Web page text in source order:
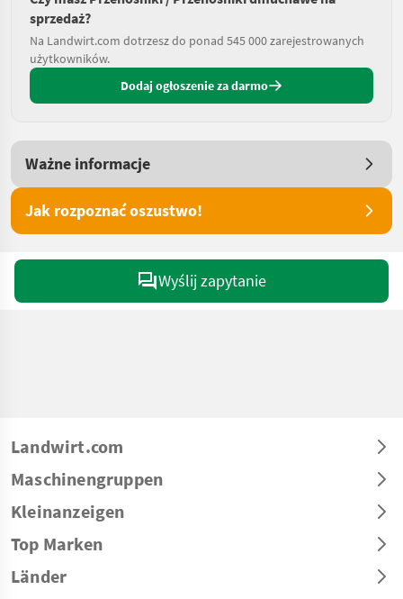
sprzedaż?
Na Landwirt.com dotrzesz do ponad 545 000 zarejestrowanych
użytkowników.
Dodaj ogłoszenie za darmo
Ważne informacje
Jak rozpoznać oszustwo!
Wyślij zapytanie
Landwirt.com
Maschinengruppen
Kleinanzeigen
Top Marken
Länder